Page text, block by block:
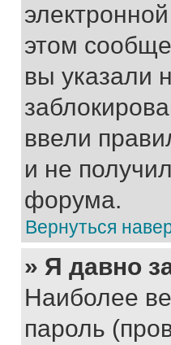
этом
вы указали
ввели
и не
форума.
Вернуться
» Я давно
Наиболее
пароль